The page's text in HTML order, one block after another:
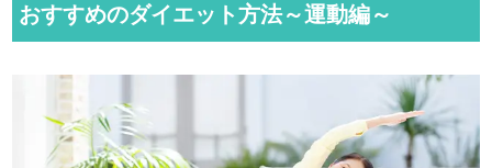
おすすめのダイエット方法～運動編～